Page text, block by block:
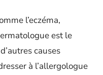
l’eczéma,
est le
causes
à l’allergologue